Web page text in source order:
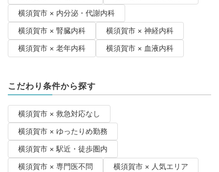
横須賀市 × 内分泌・代謝内科
横須賀市 × 腎臓内科
横須賀市 × 神経内科
横須賀市 × 老年内科
横須賀市 × 血液内科
こだわり条件から探す
横須賀市 × 救急対応なし
横須賀市 × ゆったりめ勤務
横須賀市 × 駅近・徒歩圏内
横須賀市 × 専門医不問
横須賀市 × 人気エリア